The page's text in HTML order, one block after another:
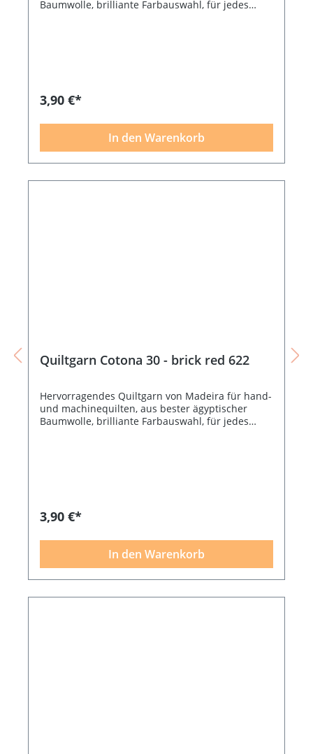
Baumwolle, brilliante Farbauswahl, für jedes
3,90 €*
In den Warenkorb
Quiltgarn Cotona 30 - brick red 622
Hervorragendes Quiltgarn von Madeira für hand-
und machinequilten, aus bester ägyptischer
Baumwolle, brilliante Farbauswahl, für jedes
3,90 €*
In den Warenkorb